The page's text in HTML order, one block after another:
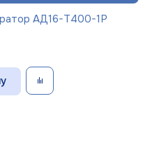
АД16-Т400-1Р